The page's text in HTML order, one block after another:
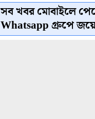
সব খবর মোবাইলে
Whatsapp গ্রুপে